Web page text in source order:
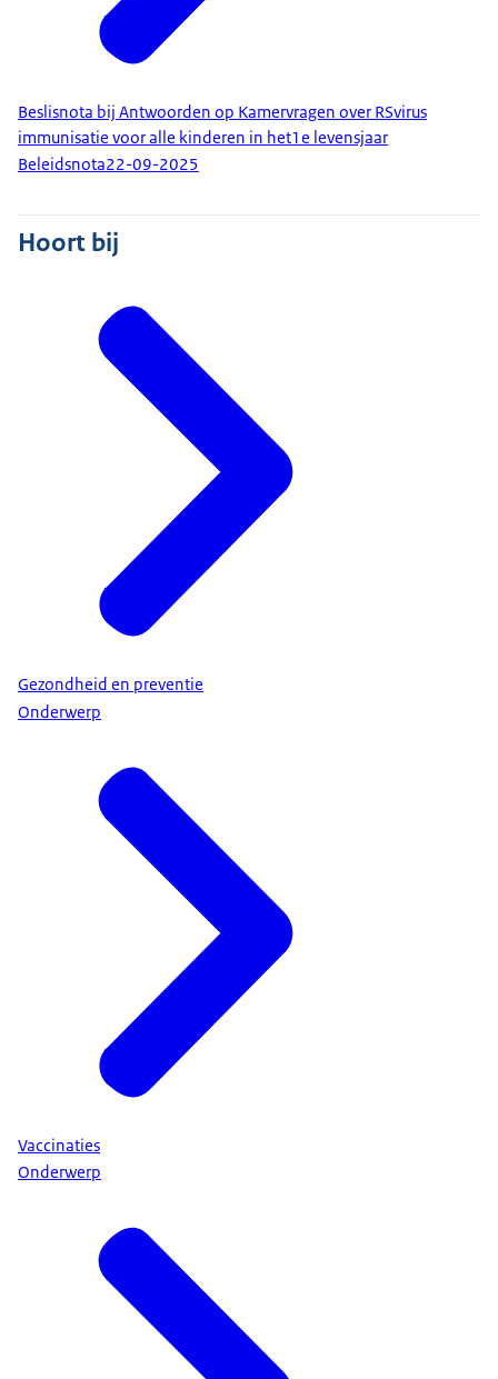
Beslisnota bij Antwoorden op Kamervragen over RSvirus
immunisatie voor alle kinderen in het1e levensjaar
Beleidsnota22-09-2025
Hoort bij
Gezondheid en preventie
Onderwerp
Vaccinaties
Onderwerp